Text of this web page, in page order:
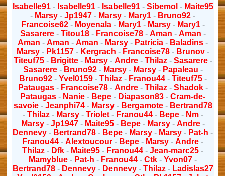
Isabelle91- Isabelle91- Isabelle91- Sibemol - Maite95
- Marsy -Jp1947 - Marsy - Mary1 - Bruno92 -
Francoise62- Moyenala- Mary1- Marsy- Mary1-
Sasarere- Titou18- Francoise78- Aman - Aman -
Aman -Aman -Aman - Marsy - Patricia - Baladins -
Marsy- Pk1157- Kergrach - Francoise78- Brunov-
Titeuf75- Brigitte- Marsy- Andre- Thilaz- Sasarere-
Sasarere- Bruno92- Marsy- Marsy- Papaleau -
Bruno92- Yvel0159- Thilaz- Franou44- Titeuf75-
Pataugas- Francoise78- Andre- Thilaz- Shadok-
Pataugas - Nanie - Bepe - Diapason83 -Cram-de-
savoie- Jeanphi74- Marsy- Bergamote- Bertrand78
- Thilaz- Marsy- Triolet- Franou44- Bepe- Nm-
Marsy- Jp1947- Maite95- Bepe- Marsy- Andre-
Dennevy - Bertrand78 - Bepe - Marsy - Marsy - Pat-h -
Franou44 -Alextoucour - Bepe - Marsy -Andre -
Thilaz - Dfk - Maite95 - Franou44 -Jean-marc25 -
Mamyblue - Pat-h - Franou44 -Ctk -Yvon07 -
Bertrand78- Dennevy- Dennevy- Thilaz- Ladislas27